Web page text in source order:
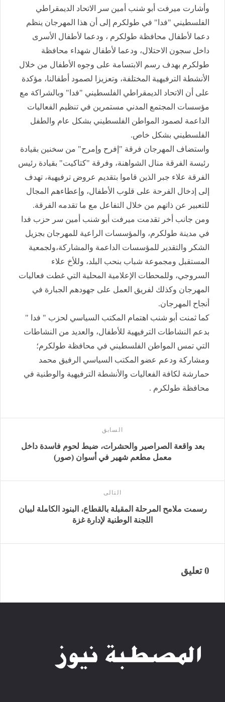
وأشارت ميرفت أبو شنب أمين سر الاتحاد الديمقراطي
الفلسطيني "فدا" في طولكرم إلى أن هذا المهرجان ينظم
دعما لأطفال محافظة طولكرم ، ودعما لأطفال الأسرى
داخل سجون الاحتلال، ودعما لأطفال شهداء محافظة
طولكرم بهدف رسم الابتسامة على وجوه الأطفال من خلال
الأنشطة الترفيهية المختلفة، وتعزيزا لصمود أطفالنا، مؤكدة
على أن الاتحاد الديمقراطي الفلسطيني "فدا" وبالشراكة مع
مؤسسات المجتمع المدني مستمرين في تنظيم الفعاليات
الداعمة لصمود المواطن الفلسطيني بشكل عام والطفل
الفلسطيني بشكل خاص.
واستضاف المهرجان فرقة "إفرح وإمرح" من سخنين بقيادة
رئيسة الفرقة منال الشواهنة، وفرقة "كتاكيت" بقيادة رئيس
الفرقة علاء جبر الذين قاموا بتقديم عروض ترفيهية، تهدف
إلى إدخال الفرحة على قلوب الأطفال، وإعطاءهم المجال
للتعبير عن ذاتهم من خلال التفاعل مع ما تقدمه الفرقة.
ومن جانب أخر تقدمت ميرفت أبو شنب أمين سر حزب فدا
في مدينة طولكرم، والمؤسسات الراعية للمهرجان بجزيل
الشكر والتقدير للمؤسسات الداعمة والمشاركة،ولجمعية
المستقبل ومجموعة شباب بنحب البلد، وللأخ علاء
السروجي، وللمحطات الإعلامية المحلية التي غطت فعاليات
المهرجان وكذلك لفريق العمل على جهودهم الجبارة في
أنجاح المهرجان.
كما ثمنت أبو شنب اهتمام المكتب السياسي لحزب " فدا "
بدعم النشاطات الترفيهية للأطفال، والعديد من النشاطات
التي تمس المواطن الفلسطيني في محافظة طولكرم؛
ومشاركة ودعم عضو المكتب السياسي الرفيق محمد
حمارشة لكافة الفعاليات والأنشطة الترفيهية والوطنية في
محافظة طولكرم .
السابق
بعد واقعة الصراصير والحشرات، ضبط لحوم فاسدة داخل
معمل مطعم شهير في أسوان (صور)
التالى
رسمت ملامح المرحلة المقبلة بالقطاع، البنود الكاملة لبيان
اللجنة الوطنية لإدارة غزة
0 تعليق